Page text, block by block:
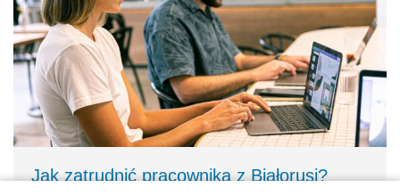
Jak zatrudnić pracownika z Białorusi?